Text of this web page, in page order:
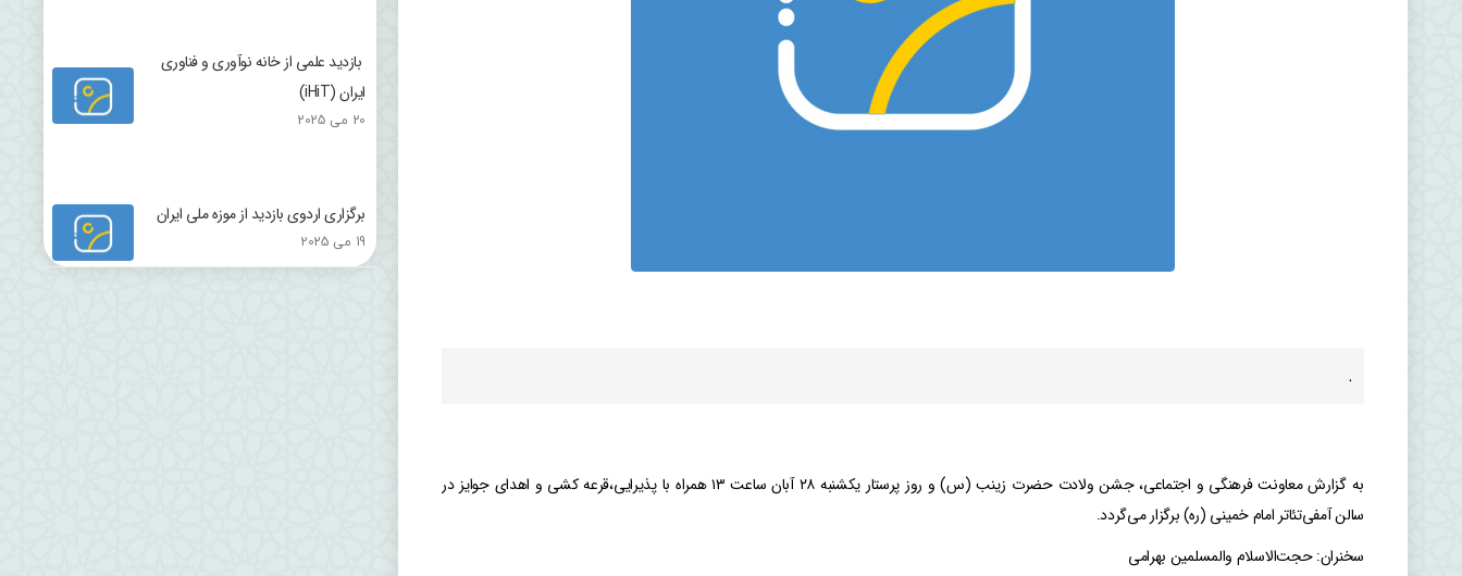
.
به گزارش معاونت فرهنگی و اجتماعی، جشن ولادت حضرت زینب (س) و روز پرستار یکشنبه ۲۸ آبان ساعت ۱۳ همراه با پذیرایی،قرعه کشی و اهدای جوایز در
سالن آمفی‌تئاتر امام خمینی (ره) برگزار می‌گردد.
سخنران: حجت‌الاسلام والمسلمین بهرامی
بازدید علمی از خانه نوآوری و فناوری
ایران (iHiT)
20 می 2025
برگزاری اردوی بازدید از موزه ملی ایران
19 می 2025